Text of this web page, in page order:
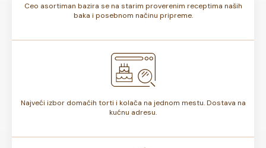
Ceo asortiman bazira se na starim proverenim receptima naših
baka i posebnom načinu pripreme.
Najveći izbor domaćih torti i kolača na jednom mestu. Dostava na
kućnu adresu.